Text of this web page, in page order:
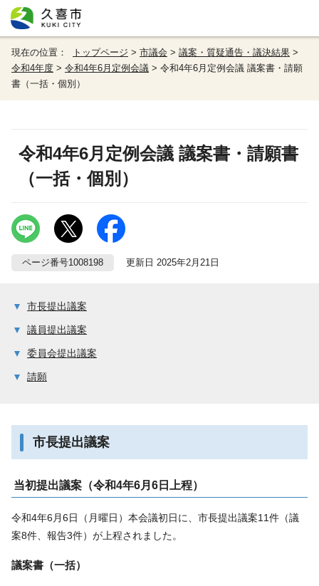
現在の位置： トップページ > 市議会 > 議案・質疑通告・議決結果 >
令和4年度 > 令和4年6月定例会議 > 令和4年6月定例会議 議案書・請願
書（一括・個別）
令和4年6月定例会議 議案書・請願書
（一括・個別）
ページ番号1008198 更新日 2025年2月21日
市長提出議案
議員提出議案
委員会提出議案
請願
市長提出議案
当初提出議案（令和4年6月6日上程）
令和4年6月6日（月曜日）本会議初日に、市長提出議案11件（議
案8件、報告3件）が上程されました。
議案書（一括）